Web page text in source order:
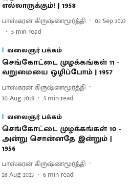
எல்லாருக்கும்! | 1958
பாஸ்கரன் கிருஷ்ணமூர்த்தி
02 Sep 2023
5 min read
வலைஞர் பக்கம்
செங்கோட்டை முழக்கங்கள் 11 -
வறுமையை ஒழிப்போம் | 1957
பாஸ்கரன் கிருஷ்ணமூர்த்தி
30 Aug 2023
5 min read
வலைஞர் பக்கம்
செங்கோட்டை முழக்கங்கள் 10 -
அன்று சொன்னதே இன்றும் |
1956
பாஸ்கரன் கிருஷ்ணமூர்த்தி
28 Aug 2023
6 min read